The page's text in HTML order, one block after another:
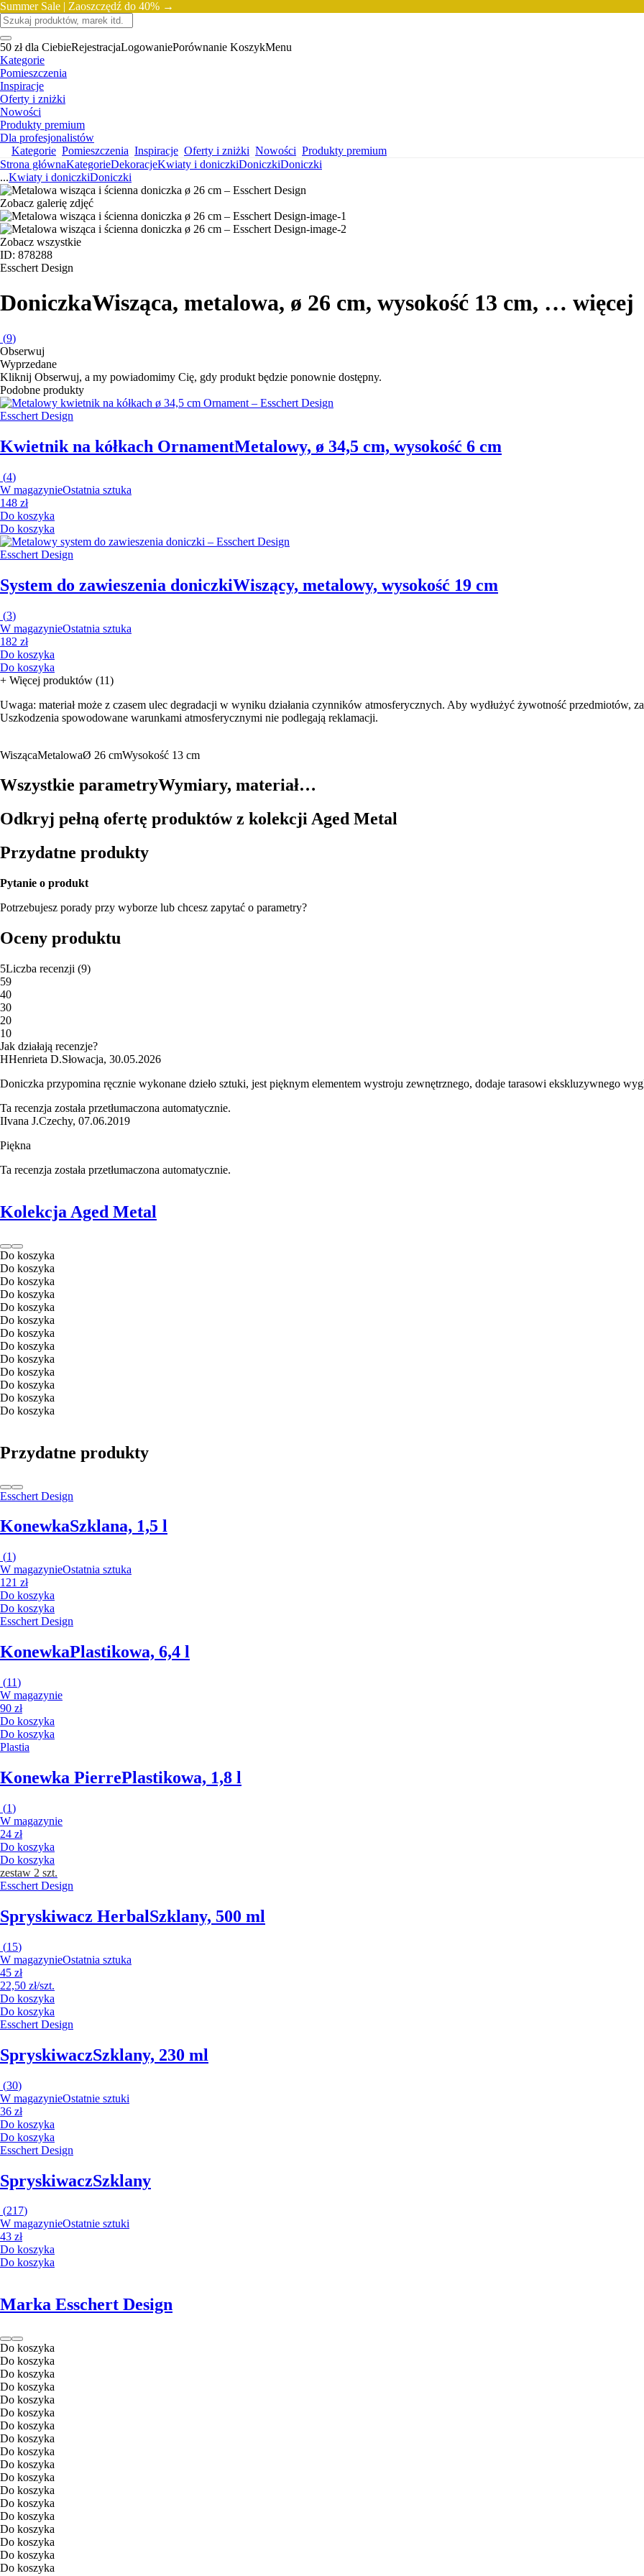
Summer Sale | Zaoszczędź do 40% →
50 zł dla CiebieRejestracjaLogowaniePorównanie KoszykMenu
Kategorie
Pomieszczenia
Inspiracje
Oferty i zniżki
Nowości
Produkty premium
Dla profesjonalistów
Kategorie Pomieszczenia Inspiracje Oferty i zniżki Nowości Produkty premium
Strona głównaKategorieDekoracjeKwiaty i doniczkiDoniczkiDoniczki
...Kwiaty i doniczkiDoniczki
Zobacz galerię zdjęć
Zobacz wszystkie
ID: 878288
Esschert Design
DoniczkaWisząca, metalowa, ø 26 cm, wysokość 13 cm, … więcej
(9)
Obserwuj
Wyprzedane
Kliknij Obserwuj, a my powiadomimy Cię, gdy produkt będzie ponownie dostępny.
Podobne produkty
Esschert Design
Kwietnik na kółkach OrnamentMetalowy, ø 34,5 cm, wysokość 6 cm
(4)
W magazynieOstatnia sztuka
148 zł
Do koszyka
Do koszyka
Esschert Design
System do zawieszenia doniczkiWiszący, metalowy, wysokość 19 cm
(3)
W magazynieOstatnia sztuka
182 zł
Do koszyka
Do koszyka
+ Więcej produktów (11)
Uwaga: materiał może z czasem ulec degradacji w wyniku działania czynników atmosferycznych. Aby wydłużyć żywotność przedmiotów,
Uszkodzenia spowodowane warunkami atmosferycznymi nie podlegają reklamacji.
WiszącaMetalowaØ 26 cmWysokość 13 cm
Wszystkie parametryWymiary, materiał…
Odkryj pełną ofertę produktów z kolekcji Aged Metal
Przydatne produkty
Pytanie o produkt
Potrzebujesz porady przy wyborze lub chcesz zapytać o parametry?
Oceny produktu
5Liczba recenzji (9)
59
40
30
20
10
Jak działają recenzje?
HHenrieta D.Słowacja, 30.05.2026
Doniczka przypomina ręcznie wykonane dzieło sztuki, jest pięknym elementem wystroju zewnętrznego, dodaje tarasowi ekskluzywnego
Ta recenzja została przetłumaczona automatycznie.
IIvana J.Czechy, 07.06.2019
Piękna
Ta recenzja została przetłumaczona automatycznie.
Kolekcja Aged Metal
Do koszyka
Do koszyka
Do koszyka
Do koszyka
Do koszyka
Do koszyka
Do koszyka
Do koszyka
Do koszyka
Do koszyka
Do koszyka
Do koszyka
Do koszyka
Przydatne produkty
Esschert Design
KonewkaSzklana, 1,5 l
(1)
W magazynieOstatnia sztuka
121 zł
Do koszyka
Do koszyka
Esschert Design
KonewkaPlastikowa, 6,4 l
(11)
W magazynie
90 zł
Do koszyka
Do koszyka
Plastia
Konewka PierrePlastikowa, 1,8 l
(1)
W magazynie
24 zł
Do koszyka
Do koszyka
zestaw 2 szt.
Esschert Design
Spryskiwacz HerbalSzklany, 500 ml
(15)
W magazynieOstatnia sztuka
45 zł
22,50 zł/szt.
Do koszyka
Do koszyka
Esschert Design
SpryskiwaczSzklany, 230 ml
(30)
W magazynieOstatnie sztuki
36 zł
Do koszyka
Do koszyka
Esschert Design
SpryskiwaczSzklany
(217)
W magazynieOstatnie sztuki
43 zł
Do koszyka
Do koszyka
Marka Esschert Design
Do koszyka
Do koszyka
Do koszyka
Do koszyka
Do koszyka
Do koszyka
Do koszyka
Do koszyka
Do koszyka
Do koszyka
Do koszyka
Do koszyka
Do koszyka
Do koszyka
Do koszyka
Do koszyka
Do koszyka
Do koszyka